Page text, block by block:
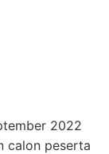
2022
calon peserta